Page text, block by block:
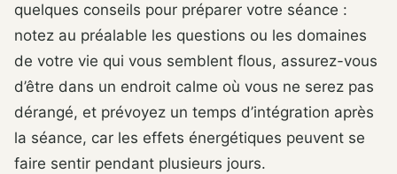
quelques conseils pour préparer votre séance :
notez au préalable les questions ou les domaines
de votre vie qui vous semblent flous, assurez-vous
d’être dans un endroit calme où vous ne serez pas
dérangé, et prévoyez un temps d’intégration après
la séance, car les effets énergétiques peuvent se
faire sentir pendant plusieurs jours.